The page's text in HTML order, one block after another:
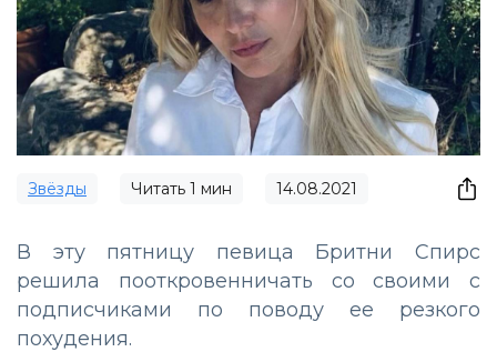
Звёзды Читать 1 мин 14.08.2021
В эту пятницу певица Бритни Спирс
решила пооткровенничать со своими с
подписчиками по поводу ее резкого
похудения.